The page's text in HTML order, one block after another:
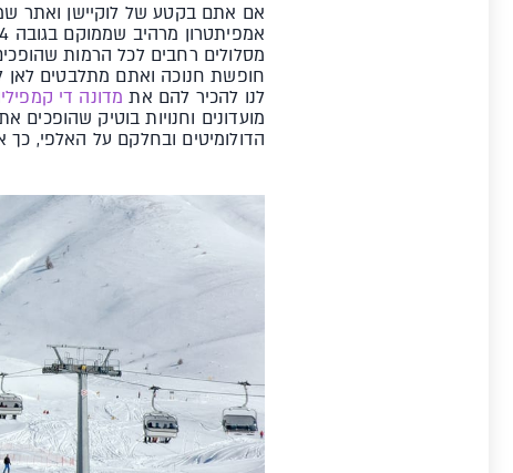
אם אתם בקטע של לוקיישן ואתר
מסלולים רחבים לכל הרמות
חופשת חנוכה ואתם מתלבטים לאן
לנו להכיר להם את מדונה די
הדולומיטים ובחלקם על האלפי,